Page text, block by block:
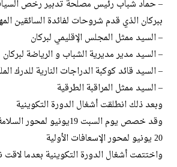
– حماد شباب رئيس مصلحة تدبير رخص السياقة
ببركان الذي قدم شروحات لفائدة السائقين
– السيد ممثل المجلس الإقليمي لبركان
– السيد مدير مديرية الشباب و الرياضة لبركان
– السيد قائد كوكبة الدراجات النارية للدرك
– السيد ممثل المراقبة الطرقية
وبعد ذلك انطلقت أشغال الدورة التكوينية
وقد خصص يوم السبت 19يونيو
20 يونيو لمحور الإسعافات الأولية
واختتمت أشغال الدورة التكوينية بعدما لاقت